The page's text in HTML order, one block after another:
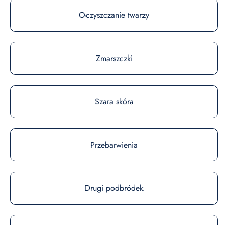
Oczyszczanie twarzy
Zmarszczki
Szara skóra
Przebarwienia
Drugi podbródek